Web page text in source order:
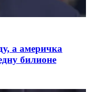
а америчка
билионе